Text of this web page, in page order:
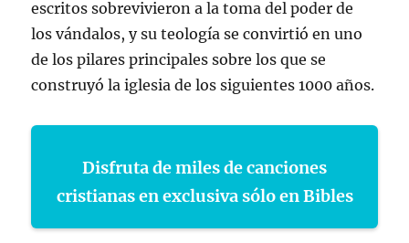
escritos sobrevivieron a la toma del poder de
los vándalos, y su teología se convirtió en uno
de los pilares principales sobre los que se
construyó la iglesia de los siguientes 1000 años.
Disfruta de miles de canciones
cristianas en exclusiva sólo en Bibles